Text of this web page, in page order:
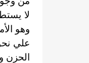
لا
وهو
علي
الحزن